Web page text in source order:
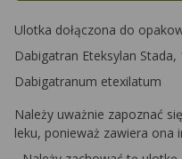
Ulotka dołączona do
Dabigatran Eteksylan
Dabigatranum etexilatum
Należy uważnie zapoznać
leku, ponieważ zawiera ona